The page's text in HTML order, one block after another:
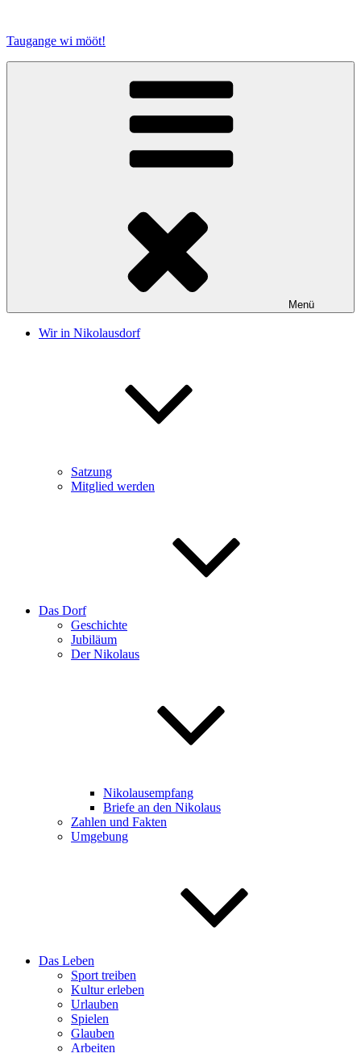
springen
Taugange wi mööt!
Menü
Wir in Nikolausdorf
Satzung
Mitglied werden
Das Dorf
Geschichte
Jubiläum
Der Nikolaus
Nikolausempfang
Briefe an den Nikolaus
Zahlen und Fakten
Umgebung
Das Leben
Sport treiben
Kultur erleben
Urlauben
Spielen
Glauben
Arbeiten